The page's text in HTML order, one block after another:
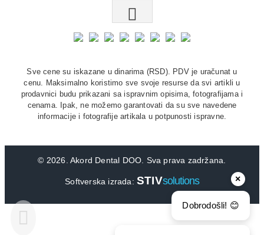
Sve cene su iskazane u dinarima (RSD). PDV je uračunat u
cenu. Maksimalno koristimo sve svoje resurse da svi artikli u
prodavnici budu prikazani sa ispravnim opisima, fotografijama i
cenama. Ipak, ne možemo garantovati da su sve navedene
informacije i fotografije artikala u potpunosti ispravne.
© 2026. Akord Dental DOO. Sva prava zadržana.
Softverska izrada: STIVsolutions ×
Dobrodošli! 😊